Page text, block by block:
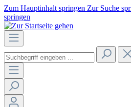
Zum Hauptinhalt springen Zur Suche
springen